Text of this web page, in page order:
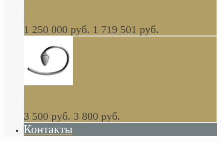
стиле барокко, из массива дерева, светло
коричневый матовый окрас + серебро
1 250 000 руб. 1 719 501 руб.
Khala Colombo аксессуары (серия) В
НАЛИЧИИ
3 500 руб. 3 800 руб.
Контакты